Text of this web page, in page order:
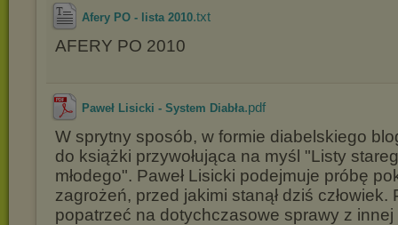
Afery PO - lista 2010.txt
AFERY PO 2010
Paweł Lisicki - System Diabła.pdf
W sprytny sposób, w formie diabelskiego
do książki przywołująca na myśl "Listy
młodego". Paweł Lisicki podejmuje próbę
zagrożeń, przed jakimi stanął dziś człowiek.
popatrzeć na dotychczasowe sprawy z innej